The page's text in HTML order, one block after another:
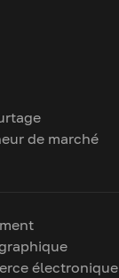
de marché
électronique